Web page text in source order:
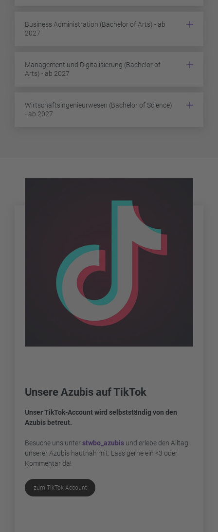
Business Administration (Bachelor of Arts) - ab
2027
Management und Digitalisierung (Bachelor of
Arts) - ab 2027
Wirtschaftsingenieurwesen (Bachelor of Science)
- ab 2027
Unsere Azubis auf TikTok
Unser TikTok-Account wird selbstständig von den
Azubis betreut.
Besuche uns unter stwbo_azubis und erlebe den Alltag
unserer Azubis hautnah mit. Lass gerne ein <3 oder
Kommentar da!
zum TikTok Account